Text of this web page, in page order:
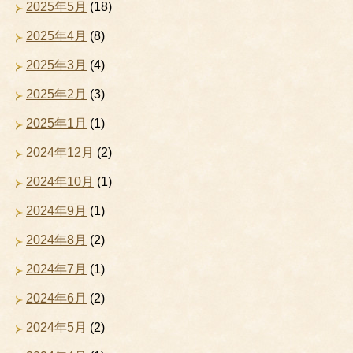
2025年5月 (18)
2025年4月 (8)
2025年3月 (4)
2025年2月 (3)
2025年1月 (1)
2024年12月 (2)
2024年10月 (1)
2024年9月 (1)
2024年8月 (2)
2024年7月 (1)
2024年6月 (2)
2024年5月 (2)